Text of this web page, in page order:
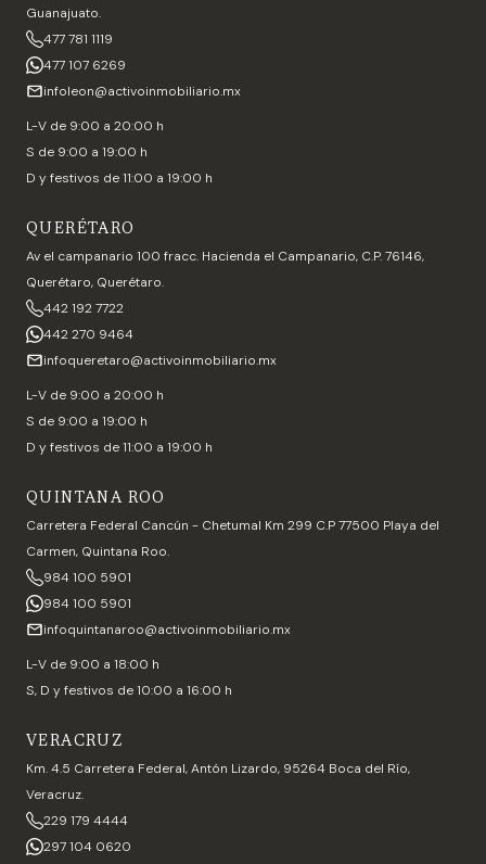
Guanajuato.
477 781 1119
477 107 6269
infoleon@activoinmobiliario.mx
L-V de 9:00 a 20:00 h
S de 9:00 a 19:00 h
D y festivos de 11:00 a 19:00 h
QUERÉTARO
Av el campanario 100 fracc. Hacienda el Campanario, C.P. 76146,
Querétaro, Querétaro.
442 192 7722
442 270 9464
infoqueretaro@activoinmobiliario.mx
L-V de 9:00 a 20:00 h
S de 9:00 a 19:00 h
D y festivos de 11:00 a 19:00 h
QUINTANA ROO
Carretera Federal Cancún - Chetumal Km 299 C.P 77500 Playa del
Carmen, Quintana Roo.
984 100 5901
984 100 5901
infoquintanaroo@activoinmobiliario.mx
L-V de 9:00 a 18:00 h
S, D y festivos de 10:00 a 16:00 h
VERACRUZ
Km. 4.5 Carretera Federal, Antón Lizardo, 95264 Boca del Río,
Veracruz.
229 179 4444
297 104 0620